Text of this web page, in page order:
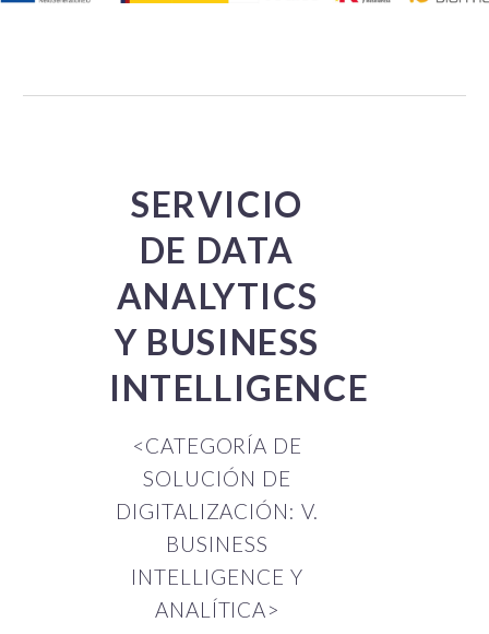
SERVICIO
DE DATA
ANALYTICS
Y BUSINESS
INTELLIGENCE
<CATEGORÍA DE
SOLUCIÓN DE
DIGITALIZACIÓN: V.
BUSINESS
INTELLIGENCE Y
ANALÍTICA>